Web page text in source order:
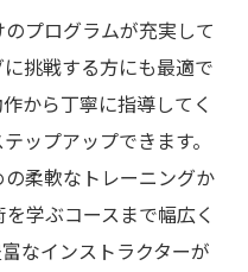
プログラムが充実して
挑戦する方にも最適で
から丁寧に指導してく
ップアップできます。
柔軟なトレーニングか
学ぶコースまで幅広く
なインストラクターが